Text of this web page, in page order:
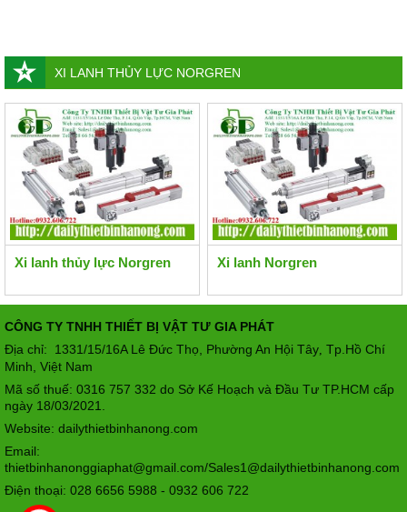
XI LANH THỦY LỰC NORGREN
Xi lanh thủy lực Norgren Xi lanh Norgren
CÔNG TY TNHH THIẾT BỊ VẬT TƯ GIA PHÁT
Địa chỉ: 1331/15/16A Lê Đức Thọ, Phường An Hội Tây Tp.Hồ Chí
Minh, Việt Nam
Mã số thuế: 0316 757 332 do Sở Kế Hoạch và Đầu Tư TP.HCM cấp
ngày 18/03/2021.
Website: dailythietbinhanong.com
Email:
thietbinhanonggiaphat@gmail.com/Sales1@dailythietbinhanong.com
Điện thoại: 028 6656 5988 - 0932 606 722